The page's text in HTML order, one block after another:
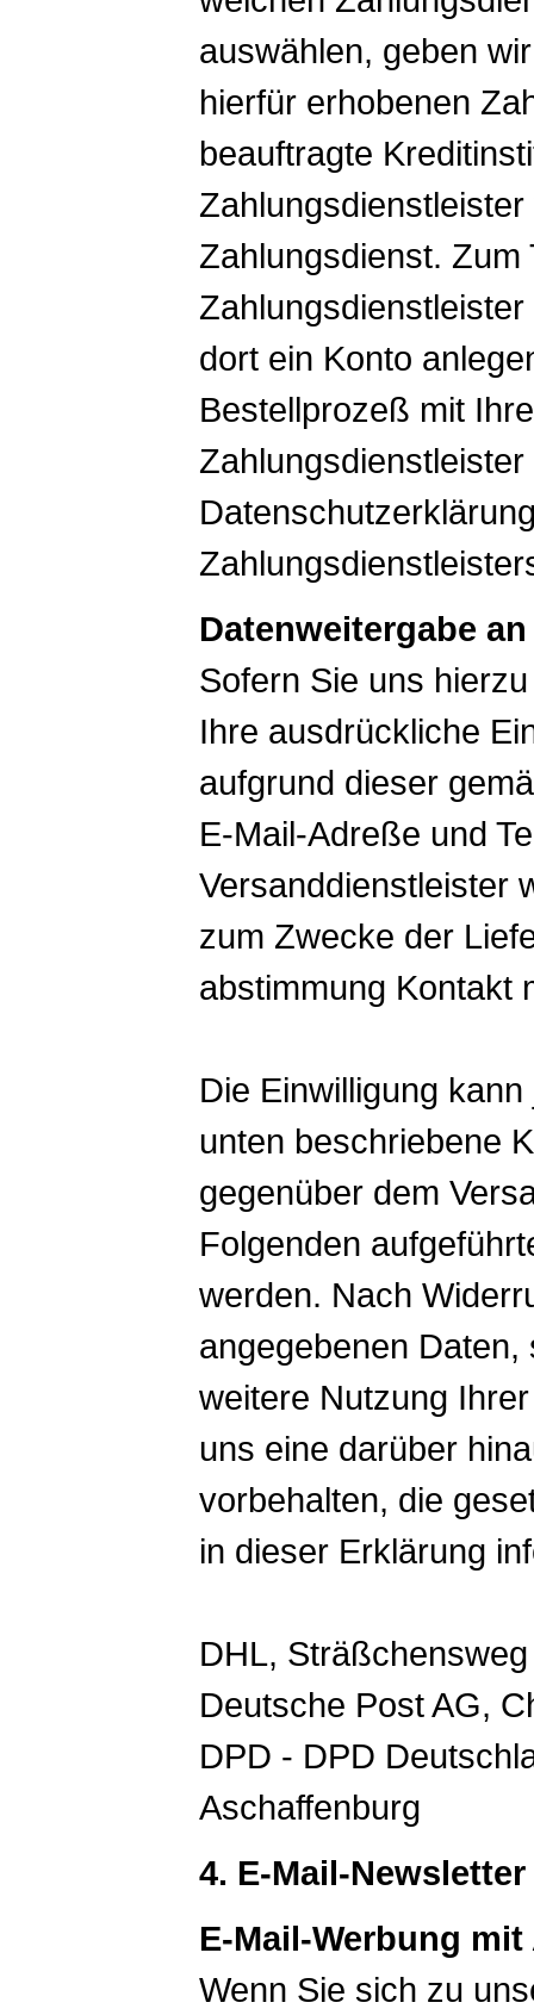
auswählen, geben
hierfür erhobenen
beauftragte
Zahlungsdienst. Zum
dort ein Konto
Bestellprozeß mit
Datenweitergabe
Sofern Sie uns
Ihre ausdrückliche
aufgrund dieser
E-Mail-Adreße und
Versanddienstleister
zum Zwecke der
abstimmung Kontakt
Die Einwilligung
unten beschriebene
gegenüber dem
Folgenden
werden. Nach
angegebenen
weitere Nutzung
uns eine darüber
vorbehalten, die
in dieser Erklärung
DHL,
Deutsche Post AG,
DPD - DPD
Aschaffenburg
4. E-Mail-
E-Mail-Werbung
Wenn Sie sich zu